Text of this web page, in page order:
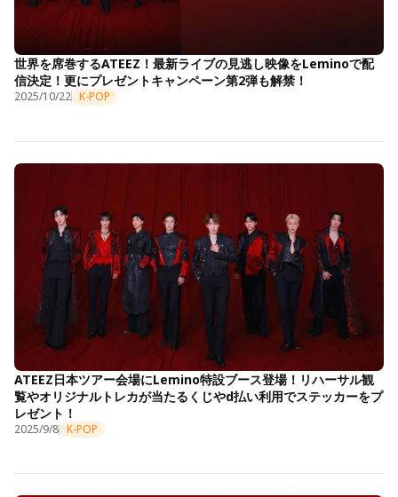
世界を席巻するATEEZ！最新ライブの見逃し映像をLeminoで配
信決定！更にプレゼントキャンペーン第2弾も解禁！
2025/10/22 K-POP
ATEEZ日本ツアー会場にLemino特設ブース登場！リハーサル観
覧やオリジナルトレカが当たるくじやd払い利用でステッカーをプ
レゼント！
2025/9/8 K-POP